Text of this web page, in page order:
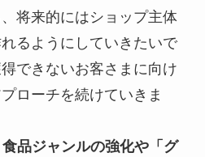
将来的にはショップ主体
るようにしていきたいで
できないお客さまに向け
ローチを続けていきま
品ジャンルの強化や「グ